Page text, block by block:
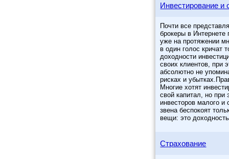
Инвестирование и
Почти все
брокеры в Интернете
уже на протяжении
в один голос кричат
доходности
своих клиентов, при
абсолютно не
рисках и
Многие хотят
свой капитал, но при
инвесторов малого и
звена беспокоят
вещи: это доходность
Страхование